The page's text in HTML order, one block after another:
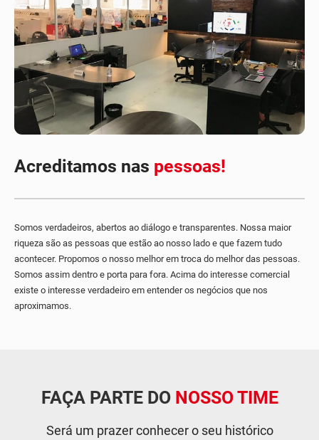
Acreditamos nas pessoas!
Somos verdadeiros, abertos ao diálogo e transparentes. Nossa maior
riqueza são as pessoas que estão ao nosso lado e que fazem tudo
acontecer. Propomos o nosso melhor em troca do melhor das pessoas.
Somos assim dentro e porta para fora. Acima do interesse comercial
existe o interesse verdadeiro em entender os negócios que nos
aproximamos.
FAÇA PARTE DO NOSSO TIME
Será um prazer conhecer o seu histórico